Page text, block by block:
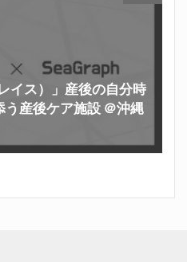
イス）」産後の自分時
う産後ケア施設 ＠沖縄